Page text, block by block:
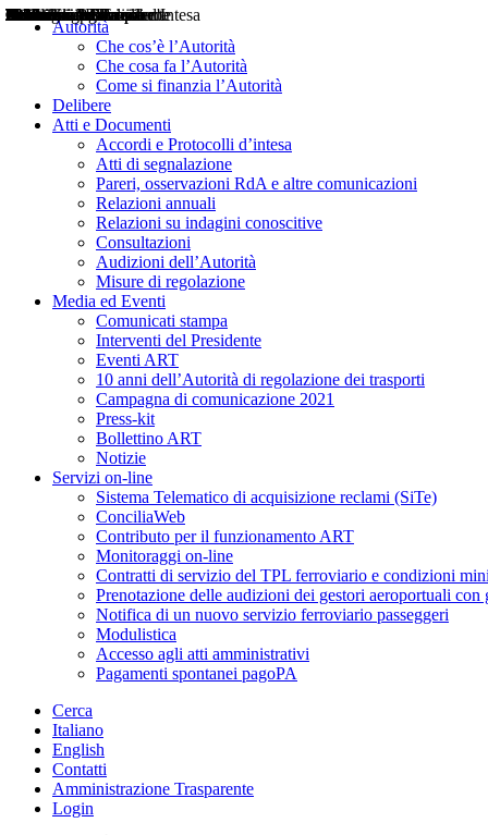
Autorità
Che cos’è l’Autorità
Che cosa fa l’Autorità
Come si finanzia l’Autorità
Delibere
Atti e Documenti
Accordi e Protocolli d’intesa
Atti di segnalazione
Pareri, osservazioni RdA e altre comunicazioni
Relazioni annuali
Relazioni su indagini conoscitive
Consultazioni
Audizioni dell’Autorità
Misure di regolazione
Media ed Eventi
Comunicati stampa
Interventi del Presidente
Eventi ART
10 anni dell’Autorità di regolazione dei trasporti
Campagna di comunicazione 2021
Press-kit
Bollettino ART
Notizie
Servizi on-line
Sistema Telematico di acquisizione reclami (SiTe)
ConciliaWeb
Contributo per il funzionamento ART
Monitoraggi on-line
Contratti di servizio del TPL ferroviario e condizioni
Prenotazione delle audizioni dei gestori aeroportuali con
Notifica di un nuovo servizio ferroviario passeggeri
Modulistica
Accesso agli atti amministrativi
Pagamenti spontanei pagoPA
Cerca
Italiano
English
Contatti
Amministrazione Trasparente
Login
Delibere
Pareri
Consultazioni
Audizioni
Atti di Segnalazione
Accordi e Protocolli d'Intesa
Relazioni annuali
Misure di regolazione
Notizie
Comunicati Stampa
Bollettini ART
Convegni ART
Interviste del Presidente
Articoli in primo piano
Interventi del Presidente
2004
2005
2010
2013
2014
2015
2016
2017
2018
2019
202
2020
2021
2022
2023
2024
2025
2026
Aereo
Marittimo
Terrestre